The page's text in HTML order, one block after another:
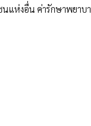
นแห่งอื่น ค่ารักษาพยาบ